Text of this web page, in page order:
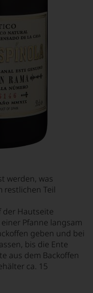
werden, was
restlichen Teil
der Hautseite
Pfanne langsam
geben und bei
bis die Ente
aus dem Backoffen
ca. 15